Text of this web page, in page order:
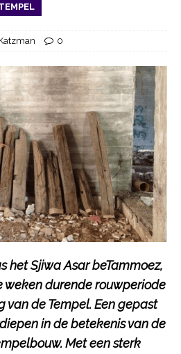
0
het Sjiwa Asar beTammoez,
weken durende rouwperiode
van de Tempel. Een gepast
in de betekenis van de
Met een sterk